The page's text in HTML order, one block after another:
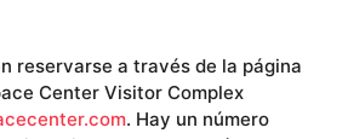
reservarse a través de la página
Center Visitor Complex
. Hay un número